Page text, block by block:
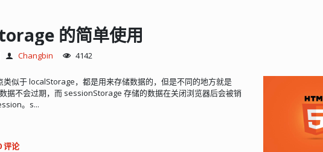
的简单使用
Changbin 4142
似于 localStorage，都是用来存储数据的，但是不同的地方就是
据不会过期，而 sessionStorage 存储的数据在关闭浏览器后会被销
。s...
评论